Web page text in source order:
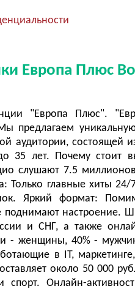
Европа Плюс
"Европа Плюс".
предлагаем
аудитории, состоящей
35 лет. Почему стоит
слушают 7.5
Только главные хиты
Яркий формат:
поднимают настроение.
и СНГ, а также
- женщины, 40% -
в IT,
около 50 000
Онлайн-